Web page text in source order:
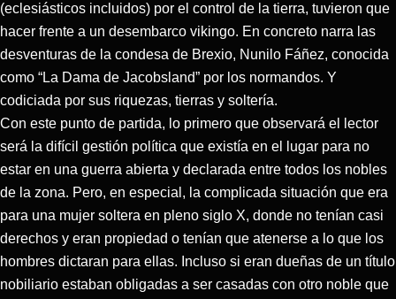
(eclesiásticos incluidos) por el control de la tierra, tuvieron que
hacer frente a un desembarco vikingo. En concreto narra las
desventuras de la condesa de Brexio, Nunilo Fáñez, conocida
como “La Dama de Jacobsland” por los normandos. Y
codiciada por sus riquezas, tierras y soltería.
Con este punto de partida, lo primero que observará el lector
será la difícil gestión política que existía en el lugar para no
estar en una guerra abierta y declarada entre todos los nobles
de la zona. Pero, en especial, la complicada situación que era
para una mujer soltera en pleno siglo X, donde no tenían casi
derechos y eran propiedad o tenían que atenerse a lo que los
hombres dictaran para ellas. Incluso si eran dueñas de un título
nobiliario estaban obligadas a ser casadas con otro noble que